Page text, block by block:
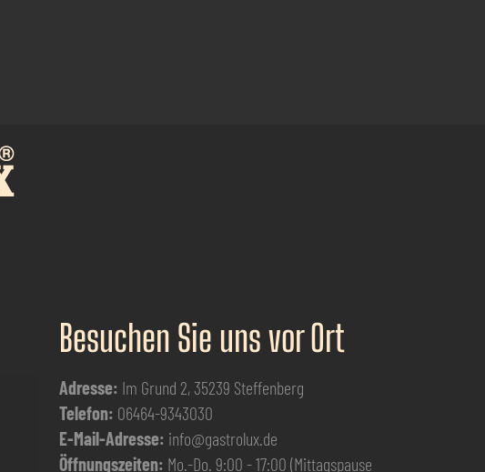
Besuchen Sie uns vor Ort
Adresse: Im Grund 2, 35239 Steffenberg
Telefon: 06464-9343030
E-Mail-Adresse: info@gastrolux.de
Öffnungszeiten: Mo.-Do. 9:00 - 17:00 (Mittagspause